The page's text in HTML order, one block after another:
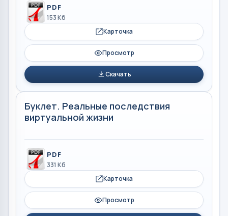
PDF
153 Кб
Карточка
Просмотр
Скачать
Буклет. Реальные последствия
виртуальной жизни
PDF
331 Кб
Карточка
Просмотр